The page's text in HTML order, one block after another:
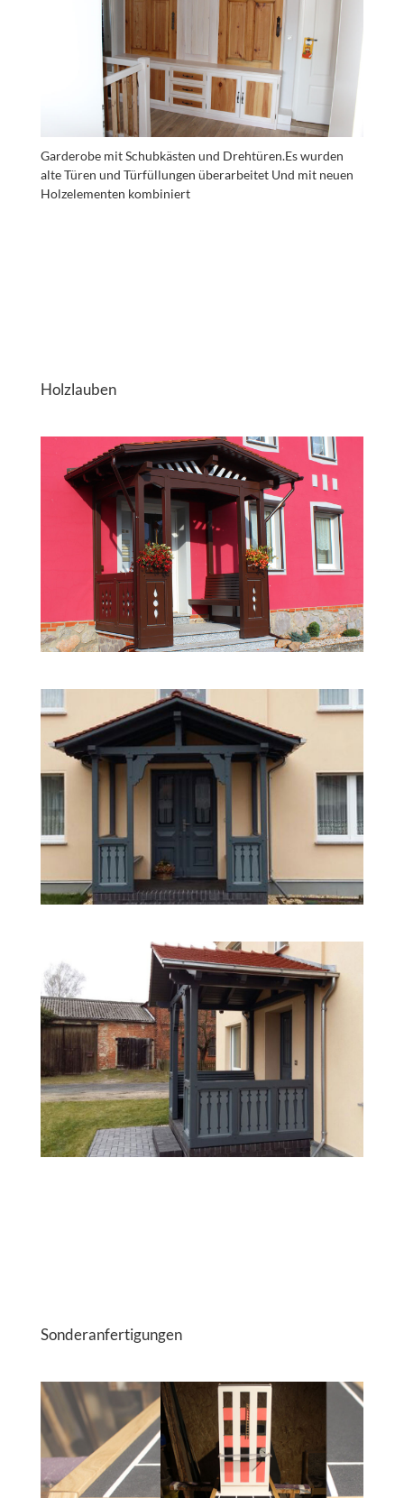
Garderobe mit Schubkästen und Drehtüren.Es wurden
alte Türen und Türfüllungen überarbeitet Und mit neuen
Holzelementen kombiniert
Holzlauben
Sonderanfertigungen